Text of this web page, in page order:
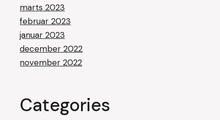
marts 2023
februar 2023
januar 2023
december 2022
november 2022
Categories